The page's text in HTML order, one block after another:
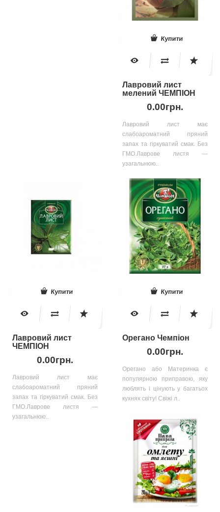
Купити
Лавровий лист
мелений ЧЕМПІОН
0.00грн.
Лавровий лист має
слабоароматний пряний
запах та гіркуватий смак. Без
ГМО.Лаврове листя —
узагальнюю..
Купити
Лавровий лист
ЧЕМПІОН
0.00грн.
Лавровий лист має
слабоароматний пряний
запах та гіркуватий смак. Без
ГМО.Лаврове листя —
узагальнюю..
Купити
Орегано Чемпіон
0.00грн.
Орегано або Материнка є
популярною приправою, яку
люблять і цінують у багатьох
кухнях світу! Свіжі л..